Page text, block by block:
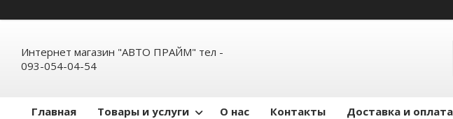
Интернет магазин "АВТО ПРАЙМ" тел -
093-054-04-54
Главная Товары и услуги О нас Контакты Доставка и оплата